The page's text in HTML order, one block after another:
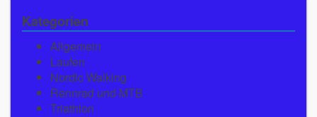
Kategorien
Allgemein
Laufen
Nordic Walking
Rennrad und MTB
Triathlon